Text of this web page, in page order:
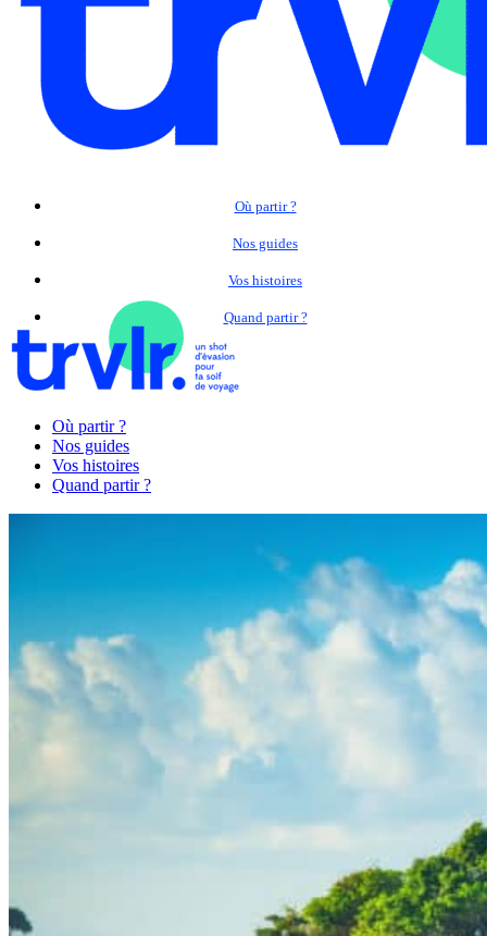
Où partir ?
Nos guides
Vos histoires
Quand partir ?
Où partir ?
Nos guides
Vos histoires
Quand partir ?